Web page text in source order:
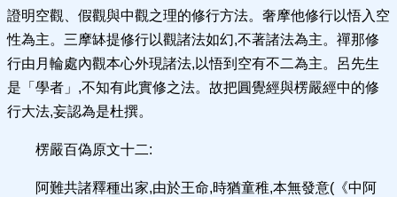
證明空觀、假觀與中觀之理的修行方法。奢摩他修行以悟入空
性為主。三摩缽提修行以觀諸法如幻,不著諸法為主。禪那修
行由月輪處內觀本心外現諸法,以悟到空有不二為主。呂先生
是「學者」,不知有此實修之法。故把圓覺經與楞嚴經中的修
行大法,妄認為是杜撰。
楞嚴百偽原文十二:
阿難共諸釋種出家,由於王命,時猶童稚,本無發意(《中阿